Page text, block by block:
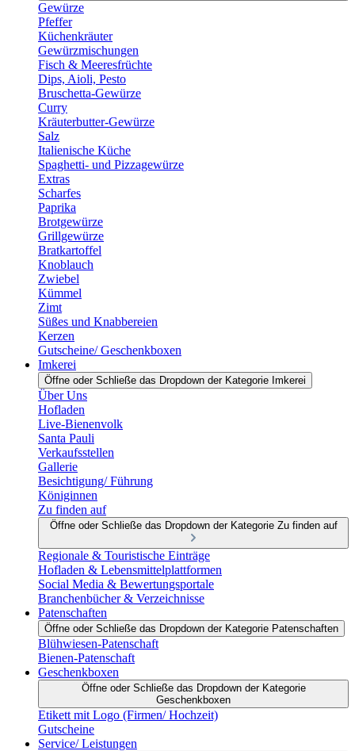
Gewürze
Pfeffer
Küchenkräuter
Gewürzmischungen
Fisch & Meeresfrüchte
Dips, Aioli, Pesto
Bruschetta-Gewürze
Curry
Kräuterbutter-Gewürze
Salz
Italienische Küche
Spaghetti- und Pizzagewürze
Extras
Scharfes
Paprika
Brotgewürze
Grillgewürze
Bratkartoffel
Knoblauch
Zwiebel
Kümmel
Zimt
Süßes und Knabbereien
Kerzen
Gutscheine/ Geschenkboxen
Imkerei
Öffne oder Schließe das Dropdown der Kategorie Imkerei
Über Uns
Hofladen
Live-Bienenvolk
Santa Pauli
Verkaufsstellen
Gallerie
Besichtigung/ Führung
Königinnen
Zu finden auf
Öffne oder Schließe das Dropdown der Kategorie Zu finden auf
Regionale & Touristische Einträge
Hofladen & Lebensmittelplattformen
Social Media & Bewertungsportale
Branchenbücher & Verzeichnisse
Patenschaften
Öffne oder Schließe das Dropdown der Kategorie Patenschaften
Blühwiesen-Patenschaft
Bienen-Patenschaft
Geschenkboxen
Öffne oder Schließe das Dropdown der Kategorie
Geschenkboxen
Etikett mit Logo (Firmen/ Hochzeit)
Gutscheine
Service/ Leistungen